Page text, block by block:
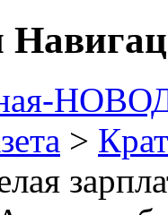
>